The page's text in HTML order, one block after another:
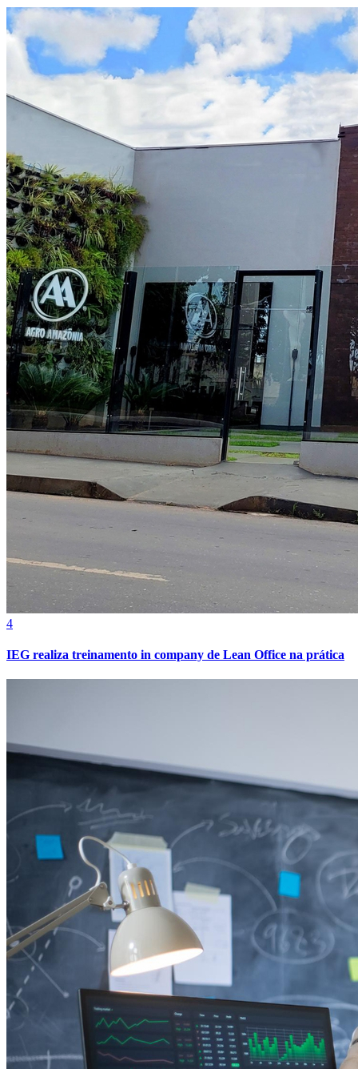
Internacional
4
IEG realiza treinamento in company de Lean Office na prática